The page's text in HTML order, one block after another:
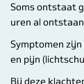
Soms ontstaat
uren al
Symptomen
en pijn
Bij deze